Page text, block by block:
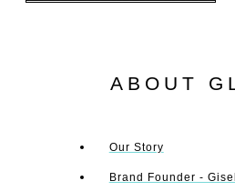
ABOUT
Our Story
Brand Founder -